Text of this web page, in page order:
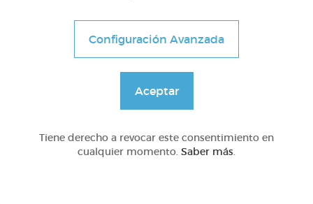
Compartir en
15165
Configuración Avanzada
Aceptar
Tiene derecho a revocar este consentimiento en
cualquier momento. Saber más.